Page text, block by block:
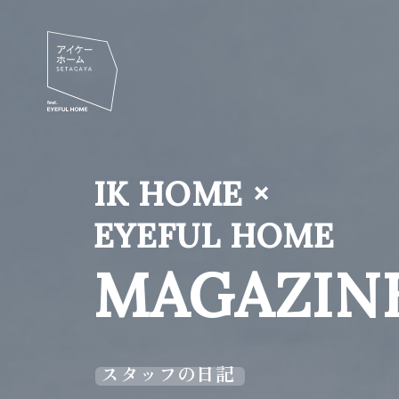
IK HOME ×
EYEFUL HOME
スタッフの日記